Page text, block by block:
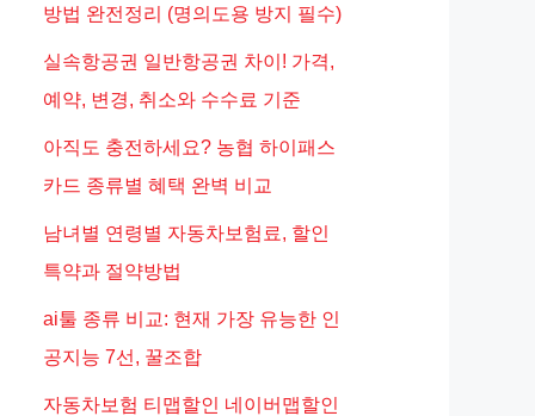
방법 완전정리 (명의도용 방지 필수)
실속항공권 일반항공권 차이! 가격,
예약, 변경, 취소와 수수료 기준
아직도 충전하세요? 농협 하이패스
카드 종류별 혜택 완벽 비교
남녀별 연령별 자동차보험료, 할인
특약과 절약방법
ai툴 종류 비교: 현재 가장 유능한 인
공지능 7선, 꿀조합
자동차보험 티맵할인 네이버맵할인